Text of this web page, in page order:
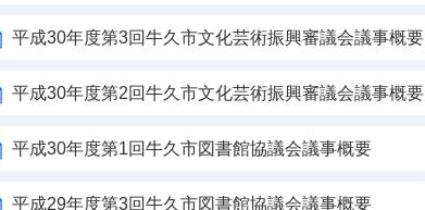
平成30年度第3回牛久市文化芸術振興審議会議事概要
平成30年度第2回牛久市文化芸術振興審議会議事概要
平成30年度第1回牛久市図書館協議会議事概要
平成29年度第3回牛久市図書館協議会議事概要